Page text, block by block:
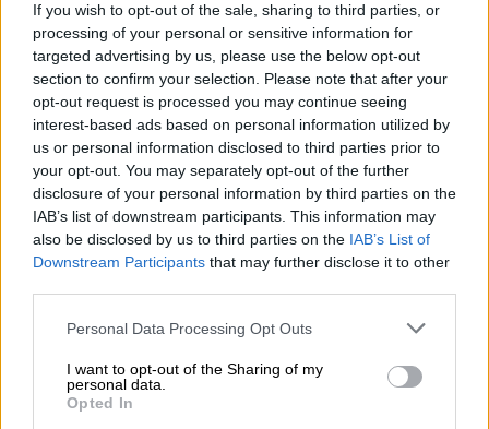
If you wish to opt-out of the sale, sharing to third parties, or
processing of your personal or sensitive information for
targeted advertising by us, please use the below opt-out
section to confirm your selection. Please note that after your
opt-out request is processed you may continue seeing
interest-based ads based on personal information utilized by
us or personal information disclosed to third parties prior to
your opt-out. You may separately opt-out of the further
disclosure of your personal information by third parties on the
IAB’s list of downstream participants. This information may
also be disclosed by us to third parties on the IAB’s List of
Downstream Participants that may further disclose it to other
Personal Data Processing Opt Outs
I want to opt-out of the Sharing of my
personal data.
Opted In
que decir hasta aquí"
innovación es la clave para poder
afrontar los retos del futuro"